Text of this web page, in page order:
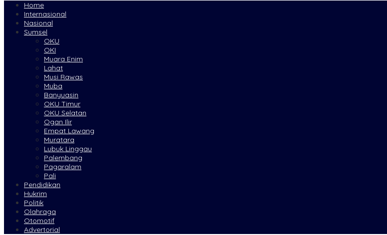
Home
Internasional
Nasional
Sumsel
OKU
OKI
Muara Enim
Lahat
Musi Rawas
Muba
Banyuasin
OKU Timur
OKU Selatan
Ogan Ilir
Empat Lawang
Muratara
Lubuk Linggau
Palembang
Pagaralam
Pali
Pendidikan
Hukrim
Politik
Olahraga
Otomotif
Advertorial